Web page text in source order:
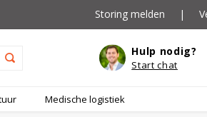
Storing melden |
Hulp nodig?
Start chat
Medische logistiek